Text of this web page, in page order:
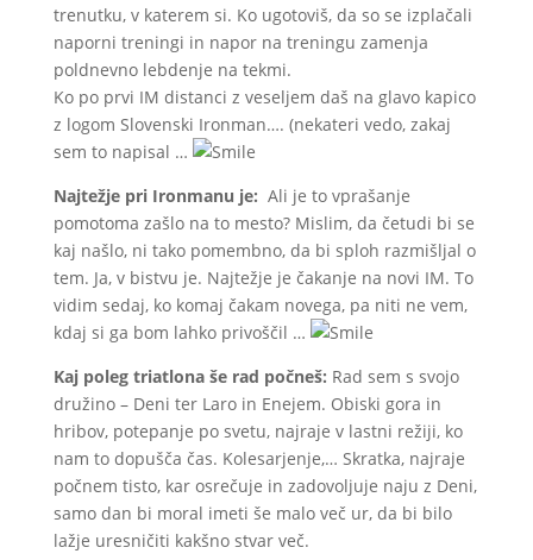
trenutku, v katerem si. Ko ugotoviš, da so se izplačali
naporni treningi in napor na treningu zamenja
poldnevno lebdenje na tekmi.
Ko po prvi IM distanci z veseljem daš na glavo kapico
z logom Slovenski Ironman…. (nekateri vedo, zakaj
sem to napisal …
Najtežje pri Ironmanu je: Ali je to vprašanje
pomotoma zašlo na to mesto? Mislim, da četudi bi se
kaj našlo, ni tako pomembno, da bi sploh razmišljal o
tem. Ja, v bistvu je. Najtežje je čakanje na novi IM. To
vidim sedaj, ko komaj čakam novega, pa niti ne vem,
kdaj si ga bom lahko privoščil …
Kaj poleg triatlona še rad počneš: Rad sem s svojo
družino – Deni ter Laro in Enejem. Obiski gora in
hribov, potepanje po svetu, najraje v lastni režiji, ko
nam to dopušča čas. Kolesarjenje,… Skratka, najraje
počnem tisto, kar osrečuje in zadovoljuje naju z Deni,
samo dan bi moral imeti še malo več ur, da bi bilo
lažje uresničiti kakšno stvar več.